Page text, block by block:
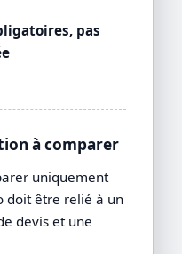
pas
à comparer
uniquement
doit être relié à un
devis et une